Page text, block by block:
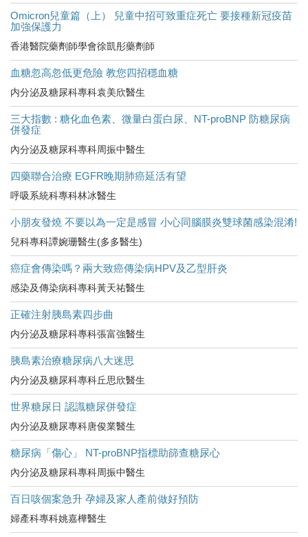
Omicron兒童篇（上） 兒童中招可致重症死亡 要接種新冠疫苗
加強保護力
香港醫院藥劑師學會徐凱彤藥劑師
血糖忽高忽低更危險 教您四招穩血糖
内分泌及糖尿科專科袁美欣醫生
三大指數 : 糖化血色素、微量白蛋白尿、NT-proBNP 防糖尿病
併發症
內分泌及糖尿科專科周振中醫生
四藥聯合治療 EGFR晚期肺癌延活有望
呼吸系統科專科林冰醫生
小朋友發燒 不要以為一定是感冒 小心同腦膜炎雙球菌感染混淆!
兒科專科譚婉珊醫生(多多醫生)
癌症會傳染嗎？兩大致癌傳染病HPV及乙型肝炎
感染及傳染病科專科黃天祐醫生
正確注射胰島素四步曲
内分泌及糖尿科專科張富強醫生
胰島素治療糖尿病八大迷思
内分泌及糖尿科專科丘思欣醫生
世界糖尿日 認識糖尿併發症
內分泌及糖尿專科唐俊業醫生
糖尿病「傷心」 NT-proBNP指標助篩查糖尿心
內分泌及糖尿科專科周振中醫生
百日咳個案急升 孕婦及家人產前做好預防
婦產科專科姚嘉樺醫生